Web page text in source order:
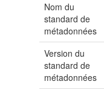
Nom du
standard de
métadonnées
Version du
standard de
métadonnées